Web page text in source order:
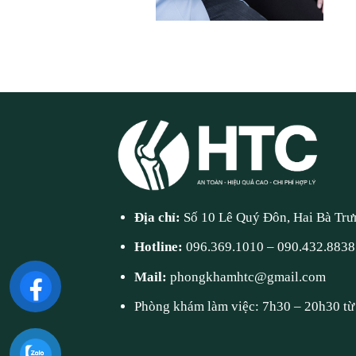
Địa chỉ: Số 10 Lê Quý Đôn, Hai Bà
Hotline:096.369.1010 –090.432.8838
Mail:phongkhamhtc@gmail.com
Phòng khám làm việc: 7h30 – 20h30